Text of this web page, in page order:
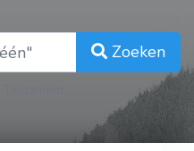
Zoeken